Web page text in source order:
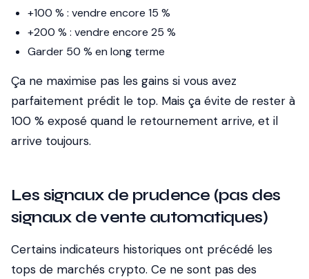
+100 % : vendre encore 15 %
+200 % : vendre encore 25 %
Garder 50 % en long terme
Ça ne maximise pas les gains si vous avez
parfaitement prédit le top. Mais ça évite de rester à
100 % exposé quand le retournement arrive, et il
arrive toujours.
Les signaux de prudence (pas des
signaux de vente automatiques)
Certains indicateurs historiques ont précédé les
tops de marchés crypto. Ce ne sont pas des